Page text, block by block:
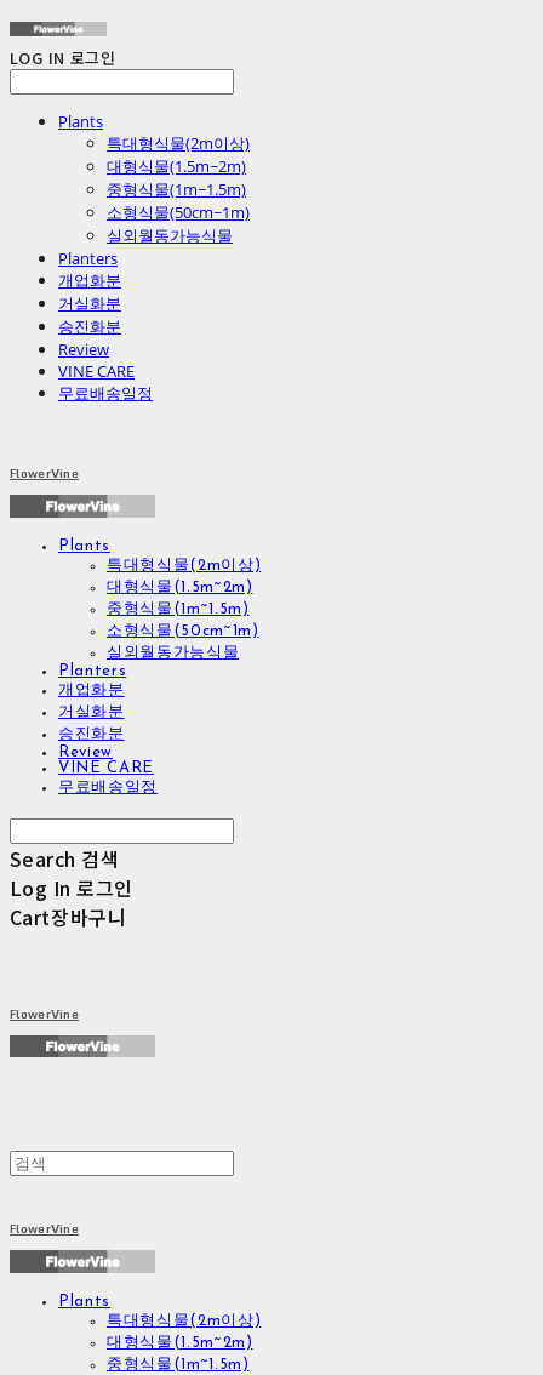
LOG IN 로그인
Plants
특대형식물(2m이상)
대형식물(1.5m~2m)
중형식물(1m~1.5m)
소형식물(50cm~1m)
실외월동가능식물
Planters
개업화분
거실화분
승진화분
Review
VINE CARE
무료배송일정
FlowerVine
Plants
특대형식물(2m이상)
대형식물(1.5m~2m)
중형식물(1m~1.5m)
소형식물(50cm~1m)
실외월동가능식물
Planters
개업화분
거실화분
승진화분
Review
VINE CARE
무료배송일정
Search 검색
Log In 로그인
Cart장바구니
FlowerVine
FlowerVine
Plants
특대형식물(2m이상)
대형식물(1.5m~2m)
중형식물(1m~1.5m)